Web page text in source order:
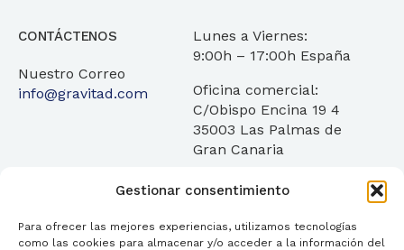
Gestionar consentimiento
Para ofrecer las mejores experiencias, utilizamos tecnologías
como las cookies para almacenar y/o acceder a la información del
CONTÁCTENOS
Nuestro Correo
info@gravitad.com
Lunes a Viernes:
9:00h – 17:00h España
Oficina comercial:
C/Obispo Encina 19 4
35003 Las Palmas de
Gran Canaria